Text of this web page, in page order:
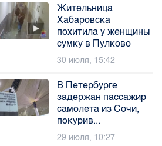
Жительница
Хабаровска
похитила у женщины
сумку в Пулково
30 июля, 15:42
В Петербурге
задержан пассажир
самолета из Сочи,
покурив...
29 июля, 10:27